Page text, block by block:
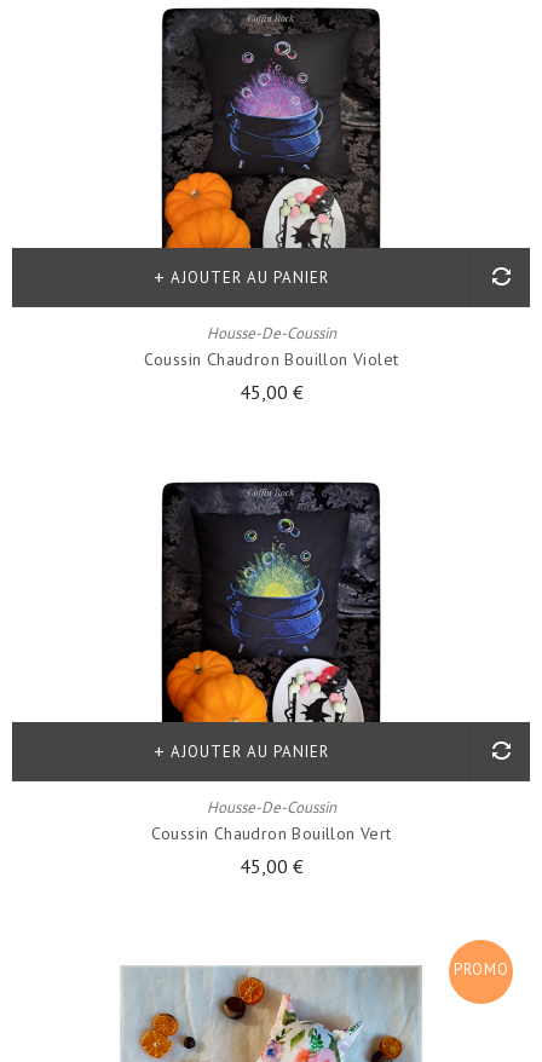
Housse-De-Coussin
Coussin Chaudron Bouillon Violet
45,00 €
AJOUTER AU PANIER
Housse-De-Coussin
Coussin Chaudron Bouillon Vert
45,00 €
AJOUTER AU PANIER
PROMO